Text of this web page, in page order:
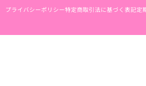
プライバシーポリシー特定商取引法に基づく表記定